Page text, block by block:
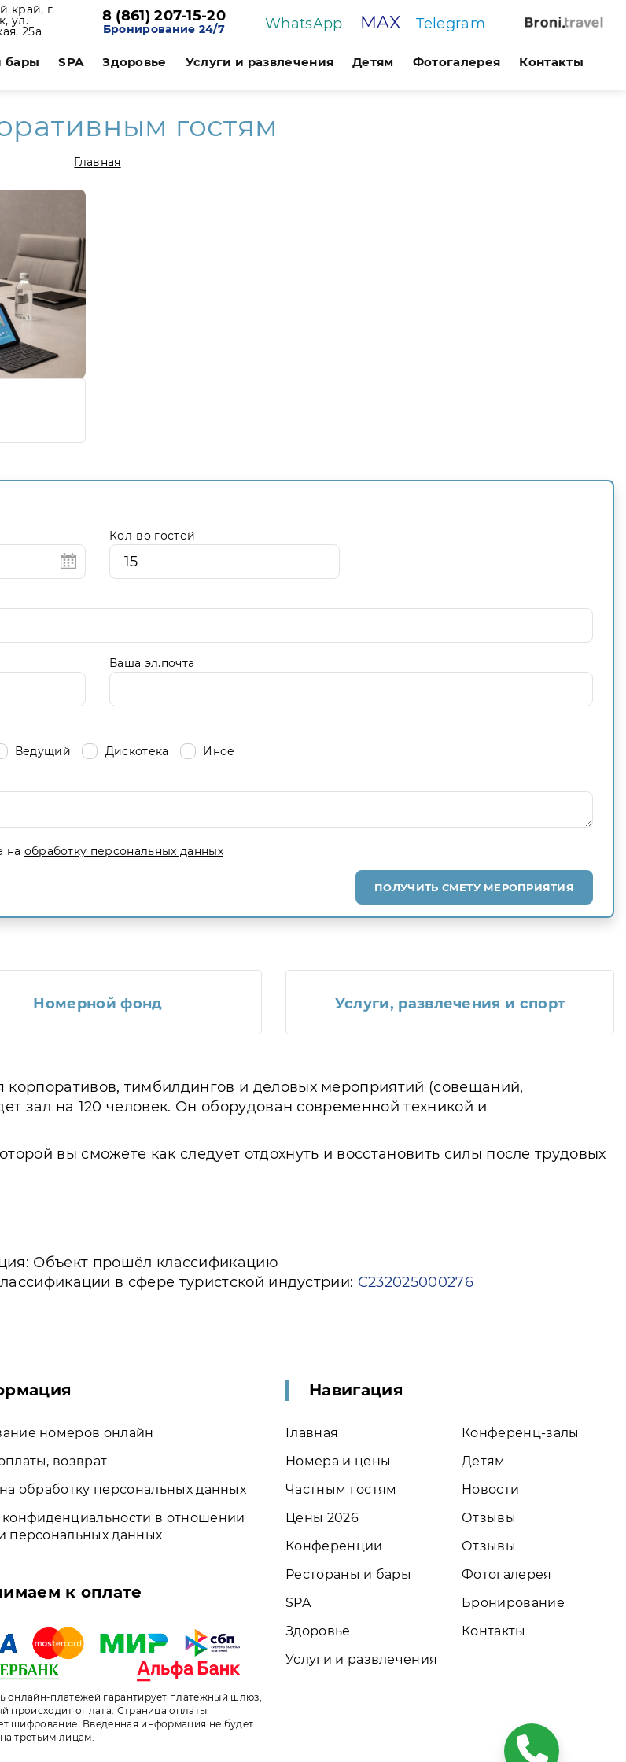
край, г.
ул.
25а
8 (861) 207-15-20
Бронирование 24/7 WhatsApp MAX Telegram
бары SPA Здоровье Услуги и развлечения Детям Фотогалерея Контакты
гостям
Главная
Кол-во гостей
Ваша эл.почта
Ведущий Дискотека Иное
на обработку персональных данных
ПОЛУЧИТЬ СМЕТУ МЕРОПРИЯТИЯ
Номерной фонд Услуги, развлечения и спорт
тимбилдингов и деловых мероприятий (совещаний,
зал на 120 человек. Он оборудован современной техникой и
вы сможете как следует отдохнуть и восстановить силы после трудовых
Объект прошёл классификацию
в сфере туристской индустрии: С232025000276
номеров онлайн
возврат
обработку персональных данных
конфиденциальности в отношении
персональных данных
к оплате
онлайн-платежей гарантирует платёжный шлюз,
происходит оплата. Страница оплаты
шифрование. Введенная информация не будет
третьим лицам.
Навигация
Главная
Номера и цены
Частным гостям
Цены 2026
Конференции
Рестораны и бары
SPA
Здоровье
Услуги и развлечения
Конференц-залы
Детям
Новости
Отзывы
Отзывы
Фотогалерея
Бронирование
Контакты